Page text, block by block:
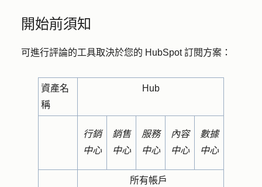
開始前須知
可進行評論的工具取決於您的 HubSpot 訂閱方案：
資產名
稱
Hub
行銷
中心
銷售
中心
服務
中心
內容
中心
數據
中心
所有帳戶